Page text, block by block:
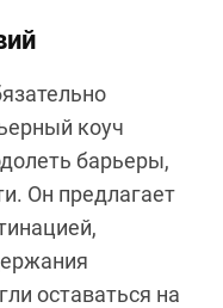
коуч
барьеры,
Он предлагает
оставаться на